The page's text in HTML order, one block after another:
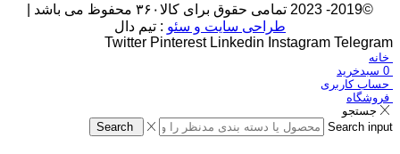
©2019- 2023 تمامی حقوق برای کالا۳۶۰ محفوظ می باشد |
طراحی سایت و سئو : تیم دال
Twitter Pinterest Linkedin Instagram Telegram
خانه
0 سبدخرید
حساب کاربری
فروشگاه
جستجو
Search input
Search